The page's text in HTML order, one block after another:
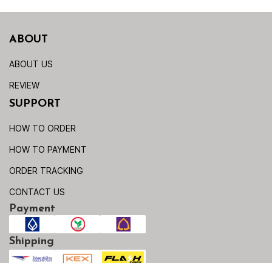
ABOUT
ABOUT US
REVIEW
SUPPORT
HOW TO ORDER
HOW TO PAYMENT
ORDER TRACKING
CONTACT US
Payment
Shipping